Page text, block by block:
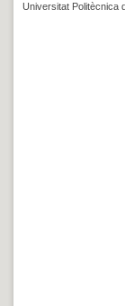
Universitat Politècnica